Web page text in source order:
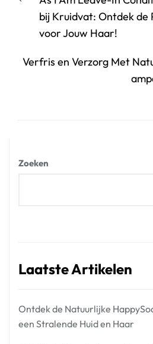
bericht:bij Kruidvat: Ontdek
voor Jouw Haar!
Verfris en Verzorg Met
Zoeken
Laatste Artikelen
Ontdek de Natuurlijke
een Stralende Huid en Haar